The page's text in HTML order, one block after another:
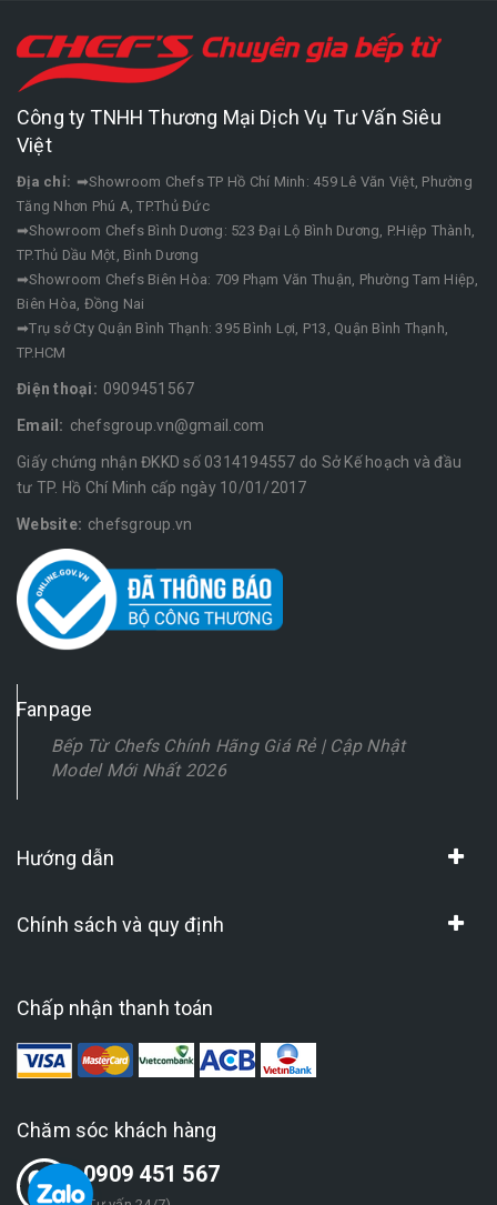
Công ty TNHH Thương Mại Dịch Vụ Tư Vấn Siêu
Việt
Địa chỉ: ➡Showroom Chefs TP Hồ Chí Minh: 459 Lê Văn Việt, Phường
Tăng Nhơn Phú A, TP.Thủ Đức
➡Showroom Chefs Bình Dương: 523 Đại Lộ Bình Dương, P.Hiệp Thành,
TP.Thủ Dầu Một, Bình Dương
➡Showroom Chefs Biên Hòa: 709 Phạm Văn Thuận, Phường Tam Hiệp,
Biên Hòa, Đồng Nai
➡Trụ sở Cty Quận Bình Thạnh: 395 Bình Lợi, P13, Quận Bình Thạnh,
TP.HCM
Điện thoại: 0909451567
Email: chefsgroup.vn@gmail.com
Giấy chứng nhận ĐKKD số 0314194557 do Sở Kế hoạch và đầu
tư TP. Hồ Chí Minh cấp ngày 10/01/2017
Website: chefsgroup.vn
Fanpage
Bếp Từ Chefs Chính Hãng Giá Rẻ | Cập Nhật
Model Mới Nhất 2026
Hướng dẫn
Chính sách và quy định
Chấp nhận thanh toán
Chăm sóc khách hàng
0909 451 567